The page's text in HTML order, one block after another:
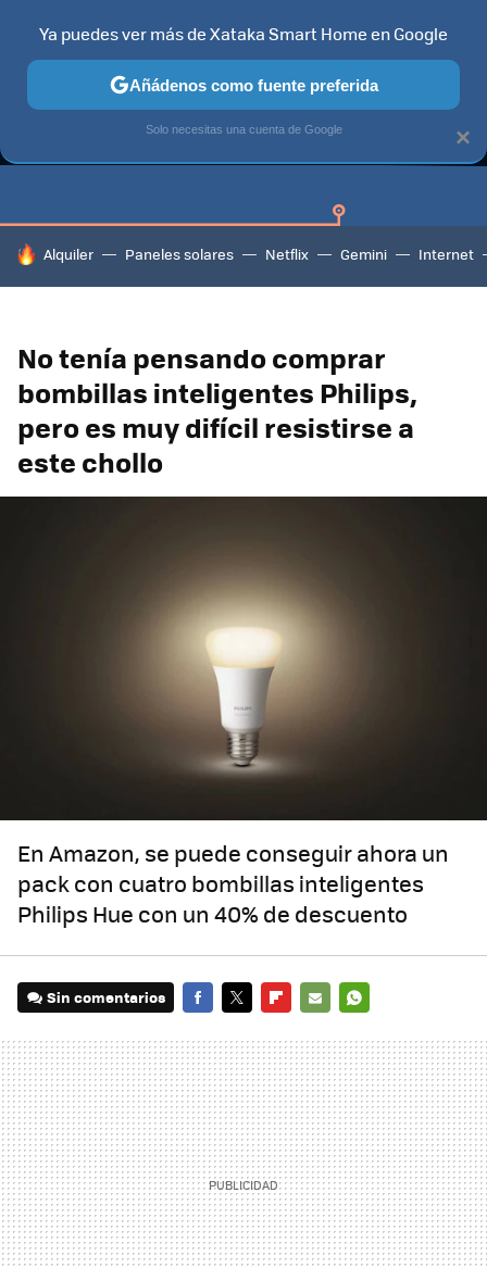
GUÍAS DE COMPRA CAZANDO GANGAS OFERTAS EN
HOY SE HABLA DE
Alquiler Paneles solares Netflix Gemini Internet
No tenía pensando comprar
bombillas inteligentes Philips,
pero es muy difícil resistirse a
este chollo
En Amazon, se puede conseguir ahora un
pack con cuatro bombillas inteligentes
Philips Hue con un 40% de descuento
Sin comentarios
MAIL
×
Ya puedes ver más de Xataka Smart Home en Google
Añádenos como fuente preferida
Solo necesitas una cuenta de Google